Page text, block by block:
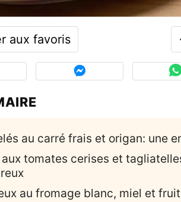
aux favoris
au carré frais et origan: une
aux tomates cerises et
au fromage blanc, miel et